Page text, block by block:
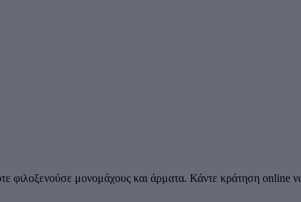
φιλοξενούσε μονομάχους και άρματα. Κάντε κράτηση online